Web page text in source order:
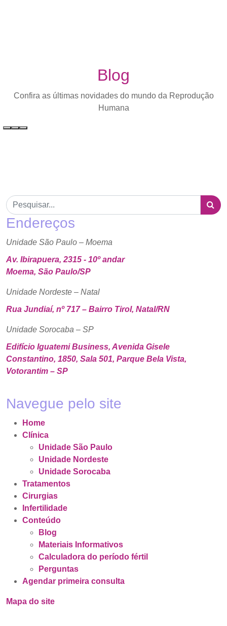
Blog
Confira as últimas novidades do mundo da Reprodução
Humana
Endereços
Unidade São Paulo – Moema
Av. Ibirapuera, 2315 - 10º andar
Moema, São Paulo/SP
Unidade Nordeste – Natal
Rua Jundiaí, nº 717 – Bairro Tirol, Natal/RN
Unidade Sorocaba – SP
Edifício Iguatemi Business, Avenida Gisele
Constantino, 1850, Sala 501, Parque Bela Vista,
Votorantim – SP
Navegue pelo site
Home
Clínica
Unidade São Paulo
Unidade Nordeste
Unidade Sorocaba
Tratamentos
Cirurgias
Infertilidade
Conteúdo
Blog
Materiais Informativos
Calculadora do período fértil
Perguntas
Agendar primeira consulta
Mapa do site